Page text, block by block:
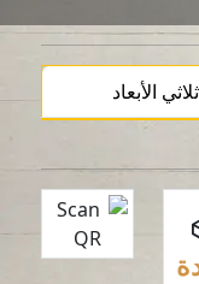
الأبعاد